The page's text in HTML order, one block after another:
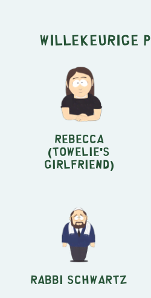
Willekeurige
Rebecca
(Towelie's
Girlfriend)
Rabbi Schwartz